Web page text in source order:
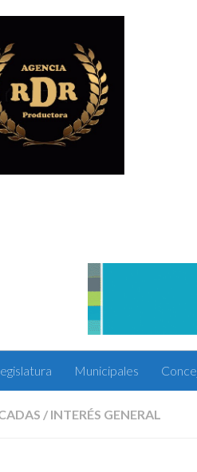
Municipales
/ INTERÉS GENERAL